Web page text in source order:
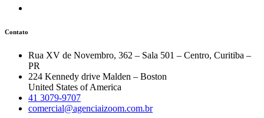
Contato
Rua XV de Novembro, 362 – Sala 501 – Centro, Curitiba –
PR
224 Kennedy drive Malden – Boston
United States of America
41 3079-9707
comercial@agenciaizoom.com.br